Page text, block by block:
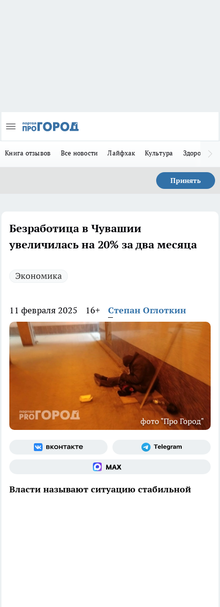
Книга отзывов Все новости Лайфхак Культура Здоровье
Принять
Безработица в Чувашии
увеличилась на 20% за два месяца
Экономика
11 февраля 2025 16+ Степан Оглоткин
фото "Про Город"
Власти называют ситуацию стабильной